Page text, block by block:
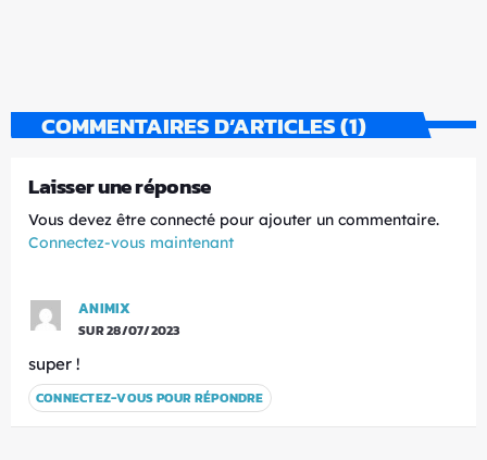
COMMENTAIRES D’ARTICLES (1)
Laisser une réponse
Vous devez être connecté pour ajouter un commentaire.
Connectez-vous maintenant
ANIMIX
SUR 28/07/2023
super !
CONNECTEZ-VOUS POUR RÉPONDRE